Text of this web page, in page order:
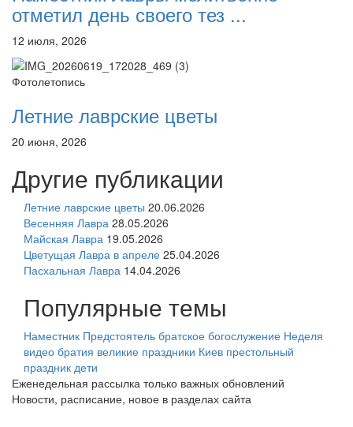
отметил день своего тез ...
12 июля, 2026
Фотолетопись
Летние лаврские цветы
20 июня, 2026
Другие публикации
Летние лаврские цветы 20.06.2026
Весенняя Лавра 28.05.2026
Майская Лавра 19.05.2026
Цветущая Лавра в апреле 25.04.2026
Пасхальная Лавра 14.04.2026
Популярные темы
Наместник Предстоятель братское богослужение Неделя
видео братия великие праздники Киев престольный
праздник дети
Еженедельная рассылка только важных обновлений
Новости, расписание, новое в разделах сайта